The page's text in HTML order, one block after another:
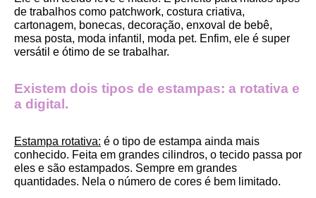
de trabalhos como patchwork, costura criativa,
cartonagem, bonecas, decoração, enxoval de bebê,
mesa posta, moda infantil, moda pet. Enfim, ele é super
versátil e ótimo de se trabalhar.
Existem dois tipos de estampas: a rotativa e
a digital.
Estampa rotativa: é o tipo de estampa ainda mais
conhecido. Feita em grandes cilindros, o tecido passa por
eles e são estampados. Sempre em grandes
quantidades. Nela o número de cores é bem limitado.